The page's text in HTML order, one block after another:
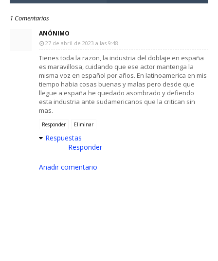
1 Comentarios
ANÓNIMO
27 de abril de 2023 a las 9:48
Tienes toda la razon, la industria del doblaje en españa
es maravillosa, cuidando que ese actor mantenga la
misma voz en español por años. En latinoamerica en mis
tiempo habia cosas buenas y malas pero desde que
llegue a españa he quedado asombrado y defiendo
esta industria ante sudamericanos que la critican sin
mas.
Responder Eliminar
Respuestas
Responder
Añadir comentario